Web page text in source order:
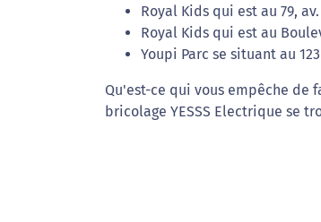
Royal Kids qui est au 79,
Royal Kids qui est au
Youpi Parc se situant au
Qu'est-ce qui vous empêche de
bricolage YESSS Electrique se